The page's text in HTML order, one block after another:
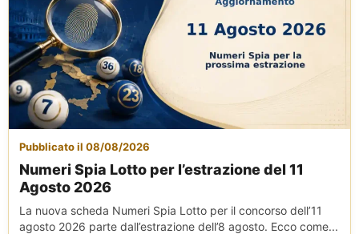
Pubblicato il 08/08/2026
Numeri Spia Lotto per l’estrazione del 11
Agosto 2026
La nuova scheda Numeri Spia Lotto per il concorso dell’11
agosto 2026 parte dall’estrazione dell’8 agosto. Ecco come...